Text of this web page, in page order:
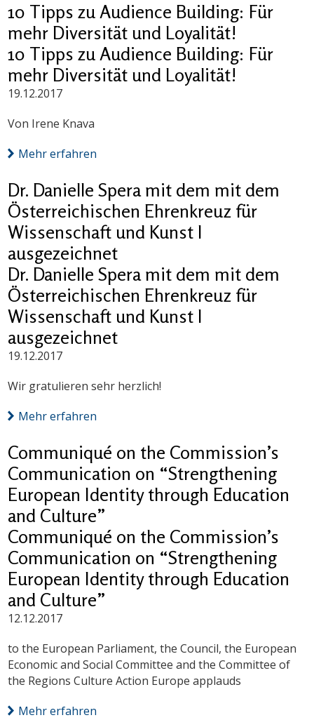
10 Tipps zu Audience Building: Für
mehr Diversität und Loyalität!
10 Tipps zu Audience Building: Für
mehr Diversität und Loyalität!
19.12.2017
Von Irene Knava
Mehr erfahren
Dr. Danielle Spera mit dem mit dem
Österreichischen Ehrenkreuz für
Wissenschaft und Kunst I
ausgezeichnet
Dr. Danielle Spera mit dem mit dem
Österreichischen Ehrenkreuz für
Wissenschaft und Kunst I
ausgezeichnet
19.12.2017
Wir gratulieren sehr herzlich!
Mehr erfahren
Communiqué on the Commission’s
Communication on “Strengthening
European Identity through Education
and Culture”
Communiqué on the Commission’s
Communication on “Strengthening
European Identity through Education
and Culture”
12.12.2017
to the European Parliament, the Council, the European
Economic and Social Committee and the Committee of
the Regions Culture Action Europe applauds
Mehr erfahren